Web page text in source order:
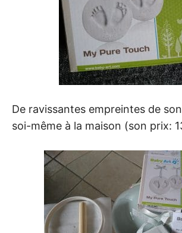
De ravissantes empreintes de
soi-même à la maison (son prix: